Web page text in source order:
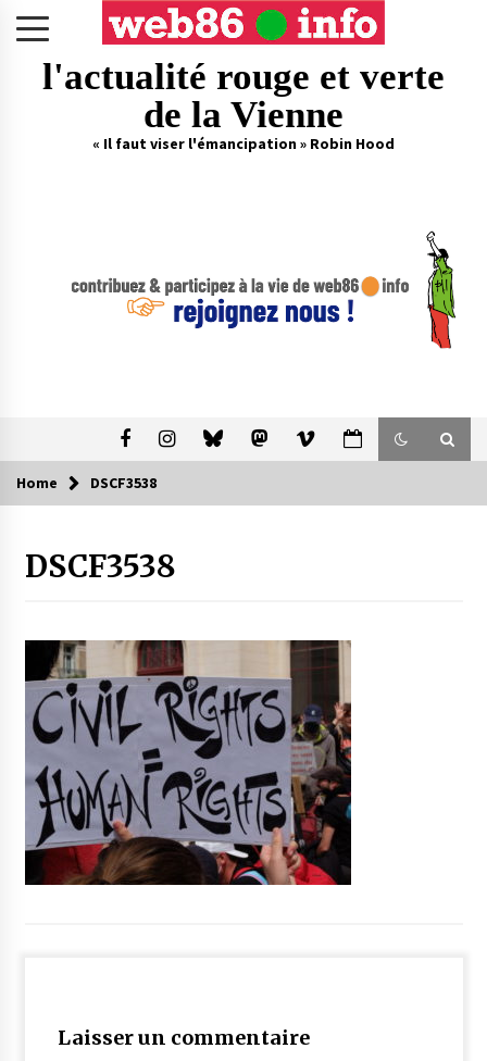
l'actualité rouge et verte
de la Vienne
« Il faut viser l'émancipation » Robin Hood
Home DSCF3538
DSCF3538
Laisser un commentaire